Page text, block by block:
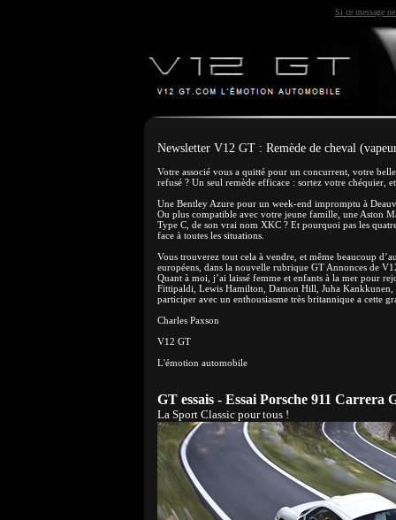
Si ce message
Newsletter V12 GT : Remède de cheval
Votre associé vous a quitté pour un concurrent, votre
refusé ? Un seul remède efficace : sortez votre chéquier,
Une Bentley Azure pour un week-end impromptu à
Ou plus compatible avec votre jeune famille, une Aston
Type C, de son vrai nom XKC ? Et pourquoi pas les
face à toutes les situations.
Vous trouverez tout cela à vendre, et même beaucoup
européens, dans la nouvelle rubrique GT Annonces de
Quant à moi, j’ai laissé femme et enfants à la mer pour
Fittipaldi, Lewis Hamilton, Damon Hill, Juha
participer avec un enthousiasme très britannique a cette
Charles Paxson
V12 GT
L'émotion automobile
GT essais - Essai Porsche 911 Carrera
La Sport Classic pour tous !